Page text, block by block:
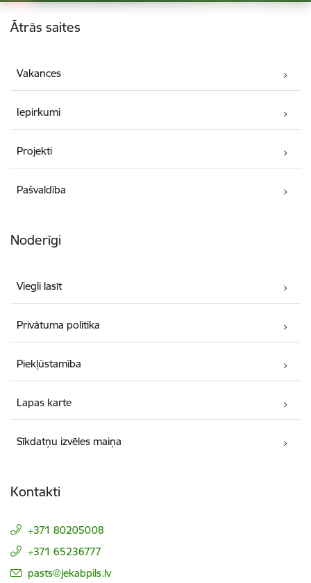
Kājene
Ātrās saites
Vakances
Iepirkumi
Projekti
Pašvaldība
Noderīgi
Viegli lasīt
Privātuma politika
Piekļūstamība
Lapas karte
Sīkdatņu izvēles maiņa
Kontakti
+371 80205008
+371 65236777
E-pasts:
pasts@jekabpils.lv